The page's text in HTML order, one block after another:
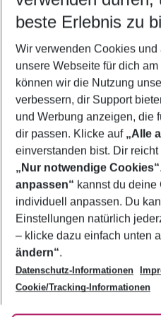
5-8
2 Erwachsene Keine
Mehr Filter
Footer
Footer navigation
Über uns
AGB
Bestpreisgarantie
Cookie-Einstellungen ändern
Cookie-Richtlinie
Agenturbetreuung
Barrierefreies Reisen
Folge uns
beste Erlebnis zu
Wir verwenden Cookies
unsere Webseite für dich
können wir die Nutzung
verbessern, dir Support
und Werbung anzeigen, die
dir passen. Klicke auf „Alle
einverstanden bist. Dir
„Nur notwendige Cookies“
anpassen“ kannst du
individuell anpassen. Du
Einstellungen natürlich
– klicke dazu einfach unten
ändern“.
Datenschutz-Informationen
Cookie/Tracking-Informationen